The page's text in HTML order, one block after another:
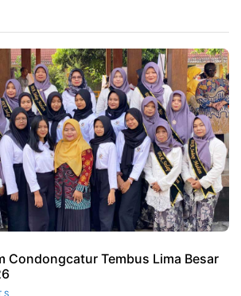
Condongcatur Tembus Lima Besar
S